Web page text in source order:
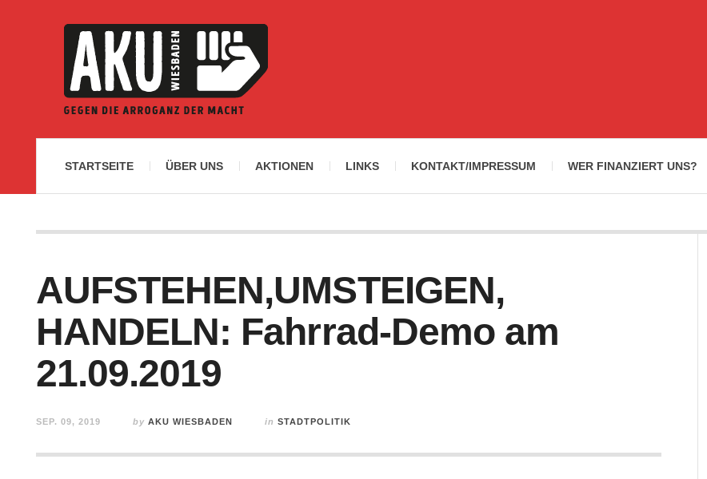
STARTSEITE ÜBER UNS AKTIONEN LINKS KONTAKT/IMPRESSUM WER FINANZIERT UNS?
AUFSTEHEN,UMSTEIGEN,
HANDELN: Fahrrad-Demo am
21.09.2019
SEP. 09, 2019 by AKU WIESBADEN in STADTPOLITIK